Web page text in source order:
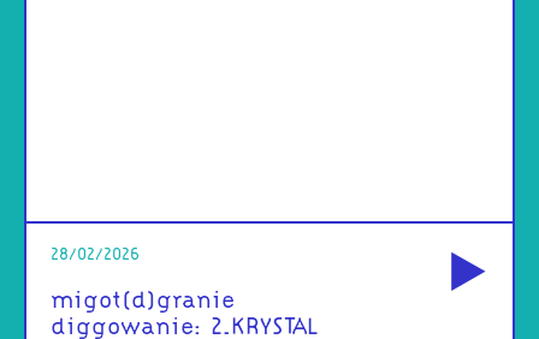
28/02/2026
migot(d)granie
diggowanie: 2.KRYSTAL